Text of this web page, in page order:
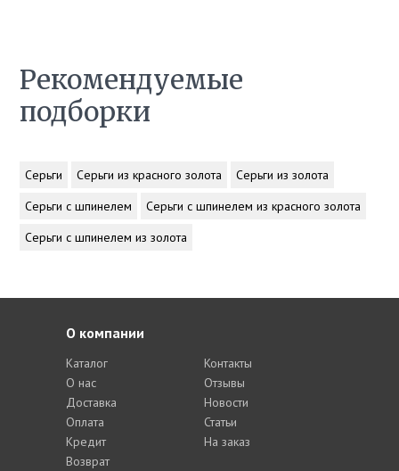
Рекомендуемые
подборки
Серьги Серьги из красного золота
Серьги из золота
Серьги с шпинелем
Серьги с шпинелем из красного золота
Серьги с шпинелем из золота
О компании
Каталог
О нас
Доставка
Оплата
Кредит
Возврат
Контакты
Отзывы
Новости
Статьи
На заказ